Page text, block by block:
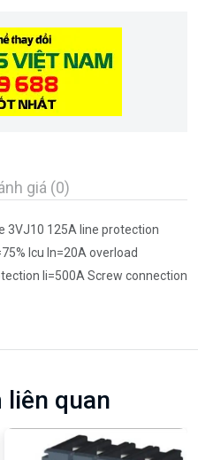
giá (0)
3VJ10 125A line protection
Icu In=20A overload
Ii=500A Screw connection
liên quan